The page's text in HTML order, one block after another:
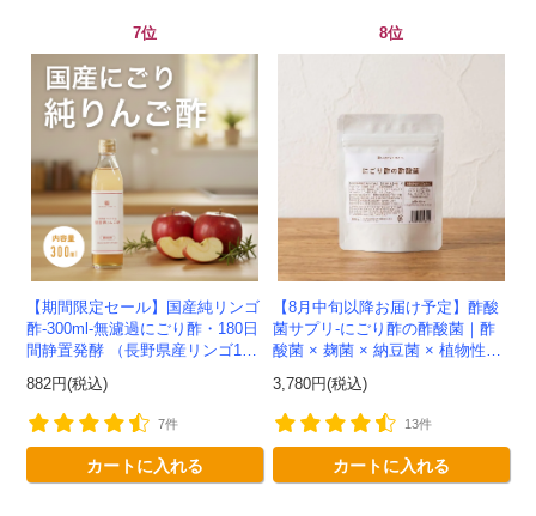
7位
【期間限定セール】国産純リンゴ
酢-300ml-無濾過にごり酢・180日
間静置発酵 （長野県産リンゴ10
0%）-かわしま屋-
882円(税込)
7件
カートに入れる
8位
【8月中旬以降お届け予定】酢酸
菌サプリ-にごり酢の酢酸菌｜酢
酸菌 × 麹菌 × 納豆菌 × 植物性乳
酸菌20兆個を一粒に凝縮-かわし
ま屋-【送料無料】*メ...
3,780円(税込)
13件
カートに入れる
新規会員様限定
今すぐ使える
円OFFクーポンを
ご用意しました🎁
会員登録ありがとうございます！
＼ ご登録の感謝を込めて ／
新規会員様限定特典クーポン
300円OFF